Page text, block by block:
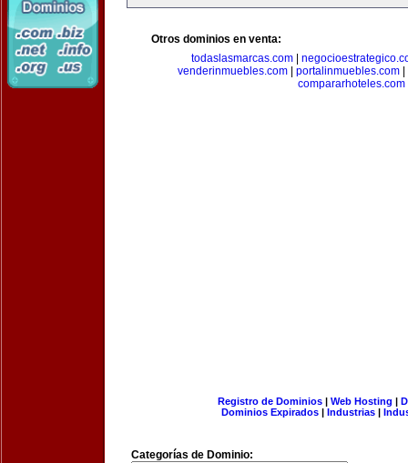
Otros dominios en venta:
todaslasmarcas.com
venderinmuebles.com| portalinmuebles.com|
compararhoteles.com
Registro de Dominios| Web Hosting |
Dominios Expirados | Industrias |
Categorías de Dominio: